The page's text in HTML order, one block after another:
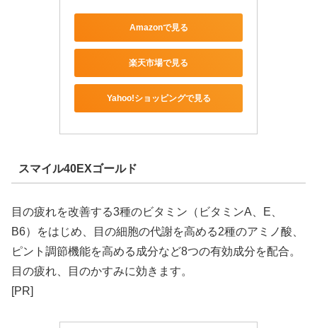
Amazonで見る
楽天市場で見る
Yahoo!ショッピングで見る
スマイル40EXゴールド
目の疲れを改善する3種のビタミン（ビタミンA、E、
B6）をはじめ、目の細胞の代謝を高める2種のアミノ酸、
ピント調節機能を高める成分など8つの有効成分を配合。
目の疲れ、目のかすみに効きます。
[PR]